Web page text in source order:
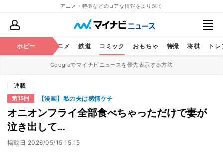
アニメ・特撮などのコアな情報をより深く
ホビー アニメ 鉄道 コミック おもちゃ 特撮 将棋 ト
Googleでマイナビニュースを優先表示する方法
連載
第15回 【漫画】私の夫は感情ケチ
オニオンフライ全部食べちゃっただけで妻が
泣き出して…
掲載日 2026/05/15 15:15